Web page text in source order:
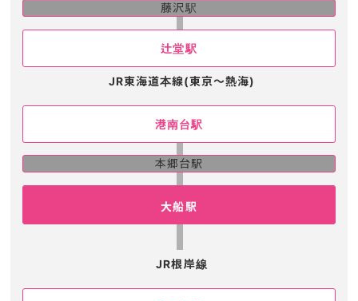
藤沢駅
辻堂駅
JR東海道本線(東京～熱海)
港南台駅
本郷台駅
大船駅
JR根岸線